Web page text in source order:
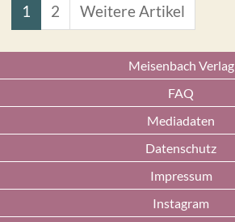
1 2 Weitere Artikel
Meisenbach Verlag
FAQ
Mediadaten
Datenschutz
Impressum
Instagram